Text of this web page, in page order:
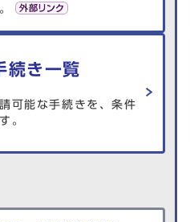
続き一覧
可能な手続きを、条件
。